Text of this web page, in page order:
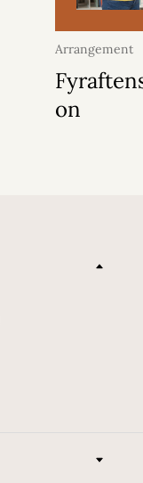
Arrangement
2026
on